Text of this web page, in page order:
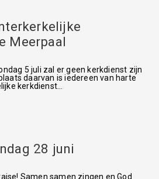
Meerpaal
5 juli zal er geen kerkdienst zijn
daarvan is iedereen van harte
kerkdienst...
28 juni
Samen samen zingen en God